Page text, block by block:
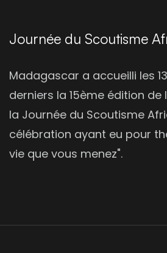
Journée du Scoutisme
Madagascar a accueilli les
derniers la 15ème édition
la Journée du Scoutisme
célébration ayant eu pour
vie que vous menez".